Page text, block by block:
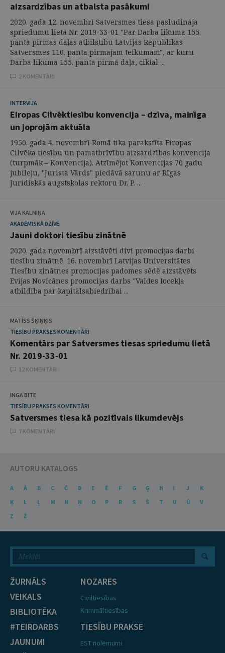
aizsardzības un atbalsta pasākumi
2020. gada 12. novembrī Satversmes tiesa pasludināja
spriedumu lietā Nr. 2019-33-01 "Par Darba likuma 155.
panta pirmās daļas atbilstību Latvijas Republikas
Satversmes 110. panta pirmajam teikumam", ar kuru
Darba likuma 155. panta pirmā daļa, ciktāl ...
2 KOMENTĀRI
INTERVIJA
Eiropas Cilvēktiesību konvencija – dzīva, mainīga
un joprojām aktuāla
1950. gada 4. novembrī Romā tika parakstīta Eiropas
Cilvēka tiesību un pamatbrīvību aizsardzības konvencija
(turpmāk – Konvencija). Atzīmējot Konvencijas 70 gadu
jubileju, "Jurista Vārds" piedāvā sarunu ar Rīgas
Juridiskās augstskolas rektoru Dr. P. ...
VIJA KALNIŅA
AKADĒMISKĀ DZĪVE
Jauni doktori tiesību zinātnē
2020. gada novembrī aizstāvēti divi promocijas darbi
tiesību zinātnē. 16. novembrī Latvijas Universitātes
Tiesību zinātnes promocijas padomes sēdē aizstāvēts
Evijas Novicānes promocijas darbs "Valdes locekļa
atbildība par kapitālsabiedrībai ...
MATĪSS ŠĶIŅĶIS
TIESĪBU PRAKSES KOMENTĀRI
Komentārs par Satversmes tiesas spriedumu lietā
Nr. 2019-33-01
12 KOMENTĀRI
INGA BITE
TIESĪBU PRAKSES KOMENTĀRI
Satversmes tiesa kā pozitīvais likumdevējs
7 KOMENTĀRI
AUTORU KATALOGS
A Ā B C Č D E Ē F G Ģ H I J
K
Ķ
L Ļ M N Ņ O P R S Š T U Ū
V
Z
Ž
ŽURNĀLS
VEIKALS
BIBLIOTĒKA
#TEIRDARBS
JAUNUMI
NOZARES
Civiltiesības
Krimināltiesības
TIESĪBU PRAKSE
EST nolēmumi